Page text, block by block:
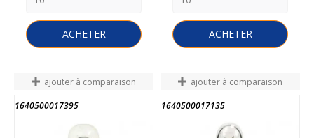
ACHETER ACHETER
ajouter à comparaison
1640500017395
ajouter à comparaison
1640500017135